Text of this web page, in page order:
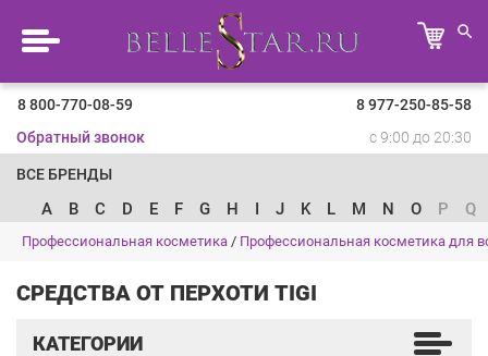
8 800-770-08-59
8 977-250-85-58
Обратный звонок
с 9:00 до 20:30
ВСЕ БРЕНДЫ
A B C D E F G H I J K L M N O P Q
Профессиональная косметика / Профессиональная косметика для
СРЕДСТВА ОТ ПЕРХОТИ TIGI
КАТЕГОРИИ